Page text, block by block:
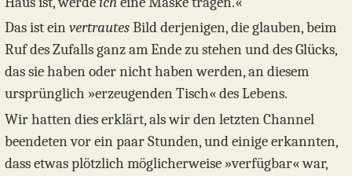
Das ist einvertrautesBild derjenigen, die glauben, beim
Ruf des Zufalls ganz am Ende zu stehen und des Glücks,
das sie haben oder nicht haben werden, an diesem
ursprünglich »erzeugenden Tisch« des Lebens.
Wir hatten dies erklärt, als wir den letzten Channel
beendeten vor ein paar Stunden, und einige erkannten,
dass etwas plötzlich möglicherweise »verfügbar« war,